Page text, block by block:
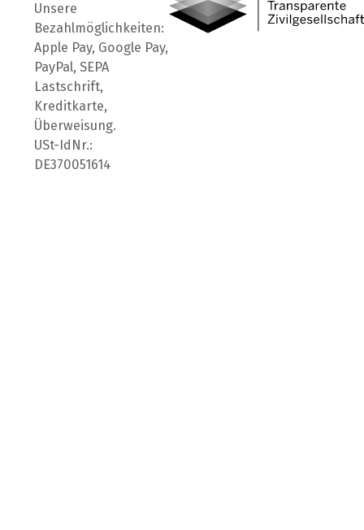
Unsere
Bezahlmöglichkeiten:
Apple Pay, Google Pay,
PayPal, SEPA
Lastschrift,
Kreditkarte,
Überweisung.
USt-IdNr.:
DE370051614